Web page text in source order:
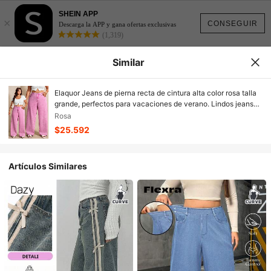
CONSEGUIR
×
SHEIN APP
Descarga la APP y gana ofertas exclusivas
(1,319)
Similar
Elaquor Jeans de pierna recta de cintura alta color rosa talla
grande, perfectos para vacaciones de verano. Lindos jeans
rosas, verano romántico
Rosa
$25.592
Artículos Similares